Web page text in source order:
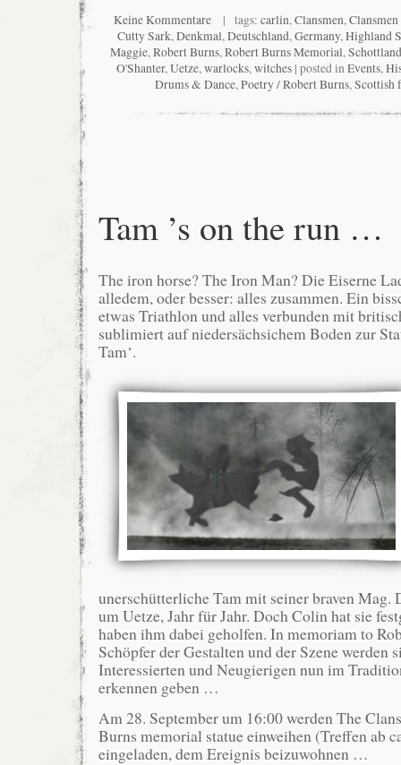
Keine Kommentare| tags: carlin,Clansmen,
Cutty Sark,Denkmal,Deutschland,Germany,Highland
Maggie,Robert Burns,Robert Burns Memorial,Schottland
O'Shanter,Uetze,warlocks,witches | posted inEvents,
Drums & Dance,Poetry / Robert Burns,Scottish
Tam ’s on the run …
The iron horse? The Iron Man? Die Eiserne
alledem, oder besser: alles zusammen. Ein
etwas Triathlon und alles verbunden mit
sublimiert auf niedersächsichem Boden zur
Tam‘.
unerschütterliche Tam mit seiner braven Mag.
um Uetze, Jahr für Jahr. Doch Colin hat sie
haben ihm dabei geholfen. In memoriam to
Schöpfer der Gestalten und der Szene werden
Interessierten und Neugierigen nun im
erkennen geben …
Am 28. September um 16:00 werden The
Burns memorial statue einweihen (Treffen ab
eingeladen, dem Ereignis beizuwohnen …